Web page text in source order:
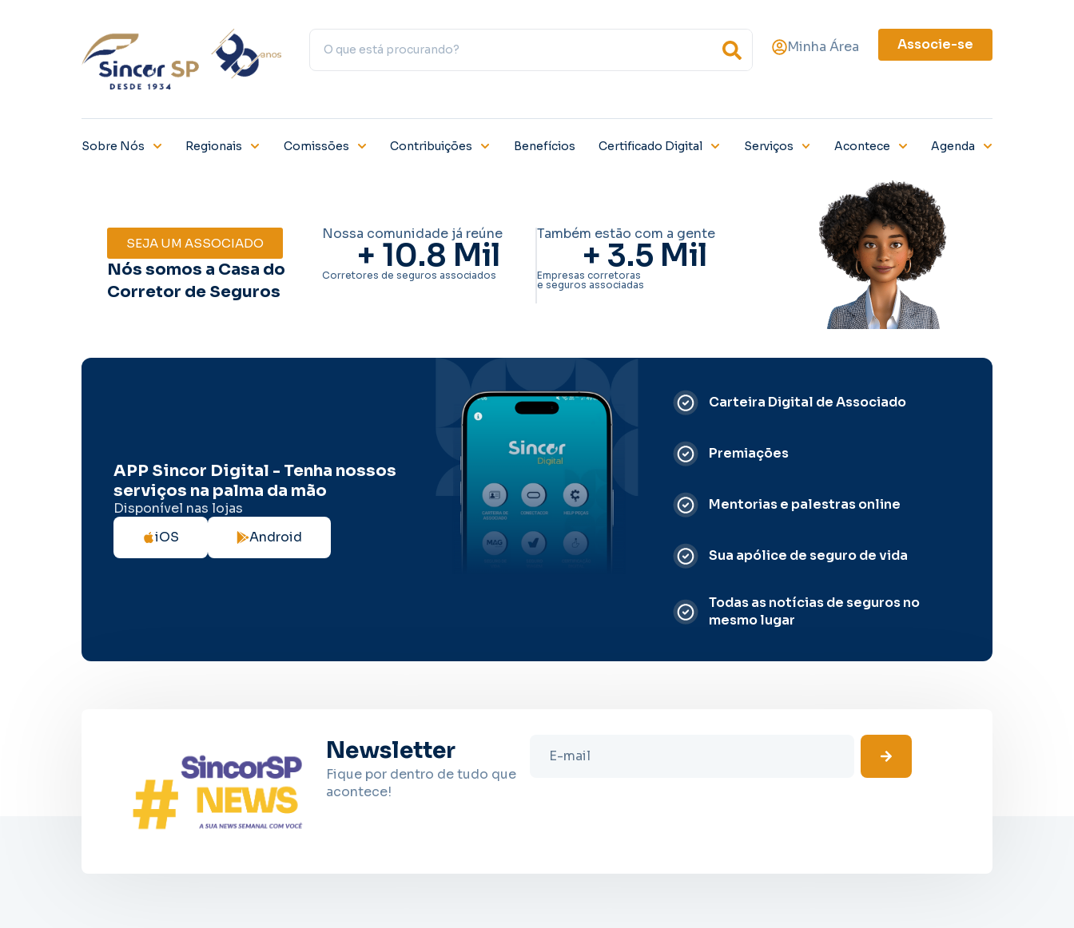
Minha Área Associe-se
Sobre Nós Regionais Comissões Contribuições Benefícios Certificado Digital Serviços Acontece Agenda
SEJA UM ASSOCIADO
Nós somos a Casa do
Corretor de Seguros
Nossa comunidade já reúne
+ 10.8 Mil
Corretores de seguros associados
Também estão com a gente
+ 3.5 Mil
Empresas corretoras
e seguros associadas
APP Sincor Digital - Tenha nossos
serviços na palma da mão
Disponível nas lojas
iOS
Android
Carteira Digital de Associado
Premiações
Mentorias e palestras online
Sua apólice de seguro de vida
Todas as notícias de seguros no
mesmo lugar
Newsletter
Fique por dentro de tudo que
acontece!